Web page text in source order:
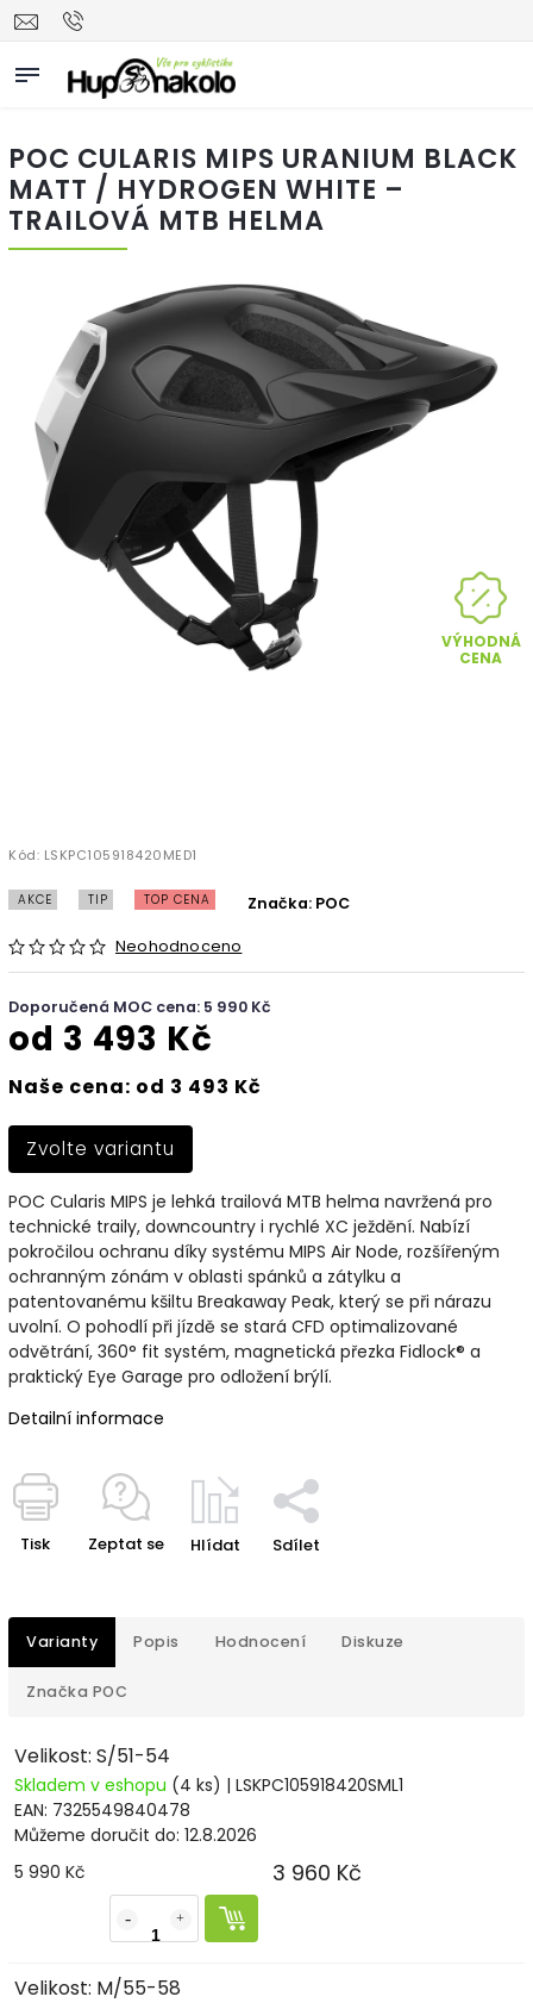
POC CULARIS MIPS URANIUM BLACK
MATT / HYDROGEN WHITE –
TRAILOVÁ MTB HELMA
VÝHODNÁ
CENA
Kód: LSKPC105918420MED1
AKCE TIP TOP CENA
Neohodnoceno
Značka: POC
Doporučená MOC cena: 5 990 Kč
od 3 493 Kč
Naše cena: od 3 493 Kč
Zvolte variantu
POC Cularis MIPS je lehká trailová MTB helma navržená pro
technické traily, downcountry i rychlé XC ježdění. Nabízí
pokročilou ochranu díky systému MIPS Air Node, rozšířeným
ochranným zónám v oblasti spánků a zátylku a
patentovanému kšiltu Breakaway Peak, který se při nárazu
uvolní. O pohodlí při jízdě se stará CFD optimalizované
odvětrání, 360° fit systém, magnetická přezka Fidlock® a
praktický Eye Garage pro odložení brýlí.
Detailní informace
Tisk Zeptat se Hlídat Sdílet
Varianty Popis Hodnocení Diskuze
Značka POC
Velikost: S/51-54
Skladem v eshopu (4 ks) | LSKPC105918420SML1
EAN: 7325549840478
Můžeme doručit do: 12.8.2026
5 990 Kč
3 960 Kč
Velikost: M/55-58